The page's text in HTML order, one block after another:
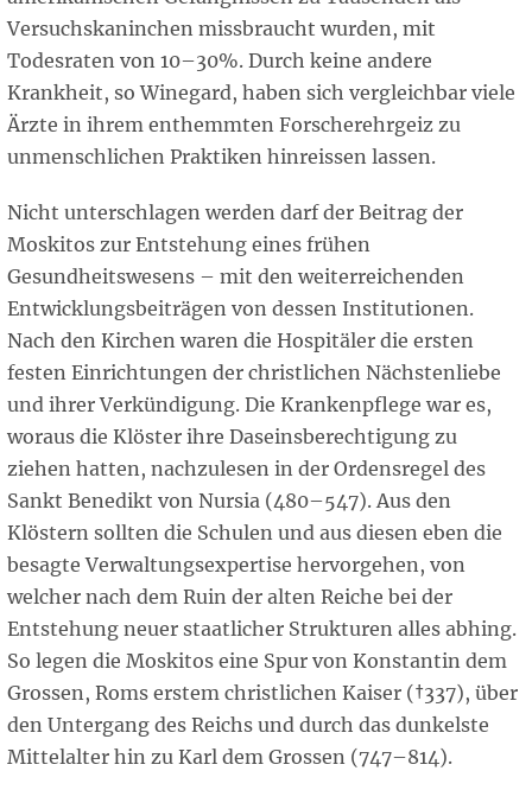
Versuchskaninchen missbraucht wurden, mit
Todesraten von 10–30%. Durch keine andere
Krankheit, so Winegard, haben sich vergleichbar viele
Ärzte in ihrem enthemmten Forscherehrgeiz zu
unmenschlichen Praktiken hinreissen lassen.
Nicht unterschlagen werden darf der Beitrag der
Moskitos zur Entstehung eines frühen
Gesundheitswesens – mit den weiterreichenden
Entwicklungsbeiträgen von dessen Institutionen.
Nach den Kirchen waren die Hospitäler die ersten
festen Einrichtungen der christlichen Nächstenliebe
und ihrer Verkündigung. Die Krankenpflege war es,
woraus die Klöster ihre Daseinsberechtigung zu
ziehen hatten, nachzulesen in der Ordensregel des
Sankt Benedikt von Nursia (480–547). Aus den
Klöstern sollten die Schulen und aus diesen eben die
besagte Verwaltungsexpertise hervorgehen, von
welcher nach dem Ruin der alten Reiche bei der
Entstehung neuer staatlicher Strukturen alles abhing.
So legen die Moskitos eine Spur von Konstantin dem
Grossen, Roms erstem christlichen Kaiser (†337), über
den Untergang des Reichs und durch das dunkelste
Mittelalter hin zu Karl dem Grossen (747–814).